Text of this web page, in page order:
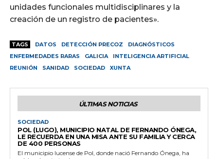
unidades funcionales multidisciplinares y la
creación de un registro de pacientes».
TAGS DATOS DETECCIÓN PRECOZ
DIAGNÓSTICOS
ENFERMEDADES RARAS
GALICIA
INTELIGENCIA ARTIFICIAL
REUNIÓN
SANIDAD SOCIEDAD XUNTA
ÚLTIMAS NOTICIAS
SOCIEDAD
POL (LUGO), MUNICIPIO NATAL DE FERNANDO ÓNEGA,
LE RECUERDA EN UNA MISA ANTE SU FAMILIA Y CERCA
DE 400 PERSONAS
El municipio lucense de Pol, donde nació Fernando Ónega, ha